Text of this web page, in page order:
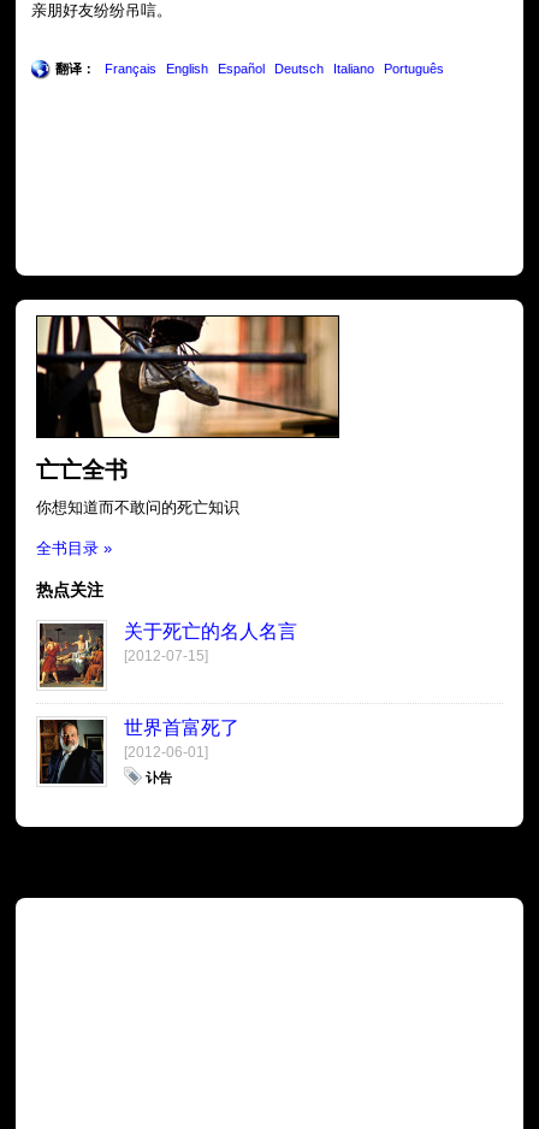
亲朋好友纷纷吊唁。
翻译： Français English Español Deutsch Italiano Português
亡亡全书
你想知道而不敢问的死亡知识
全书目录 »
热点关注
关于死亡的名人名言
[2012-07-15]
世界首富死了
[2012-06-01]
讣告